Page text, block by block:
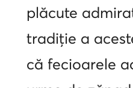
plăcute
tradiție a
că fecioarele